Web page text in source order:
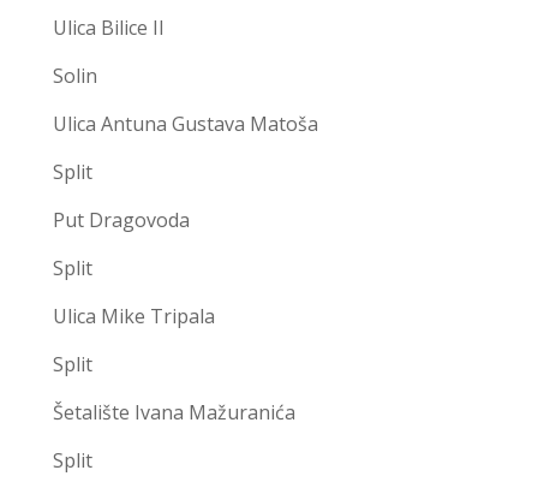
Ulica Bilice II
Solin
Ulica Antuna Gustava Matoša
Split
Put Dragovoda
Split
Ulica Mike Tripala
Split
Šetalište Ivana Mažuranića
Split